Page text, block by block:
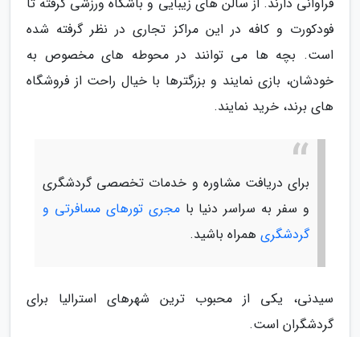
فودکورت و کافه در این مراکز تجاری در نظر گرفته شده
است. بچه ها می توانند در محوطه های مخصوص به
خودشان، بازی نمایند و بزرگترها با خیال راحت از فروشگاه
های برند، خرید نمایند.
برای دریافت مشاوره و خدمات تخصصی گردشگری
و سفر به سراسر دنیا بامجری تورهای مسافرتی و
گردشگری همراه باشید.
سیدنی، یکی از محبوب ترین شهرهای استرالیا برای
گردشگران است.